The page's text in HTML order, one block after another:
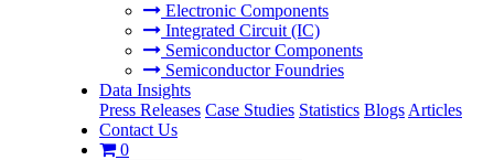
Electronic Components
Integrated Circuit (IC)
Semiconductor Components
Semiconductor Foundries
Data Insights
Press Releases Case Studies Statistics Blogs Articles
Contact Us
0